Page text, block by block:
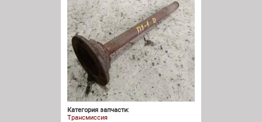
Категория запчасти:
Трансмиссия